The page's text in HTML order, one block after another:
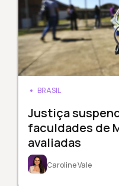
BRASIL
Justiça
faculdades de
avaliadas
Caroline Vale